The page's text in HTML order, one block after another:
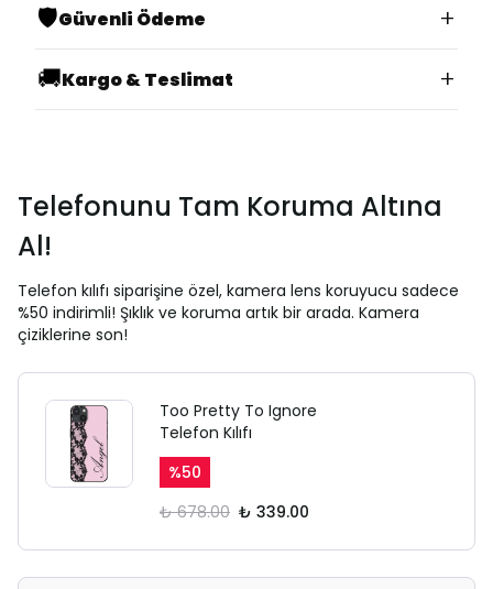
🛡️Güvenli Ödeme
+
🚚Kargo & Teslimat +
Telefonunu Tam Koruma Altına
Al!
Telefon kılıfı siparişine özel, kamera lens koruyucu sadece
%50 indirimli! Şıklık ve koruma artık bir arada. Kamera
çiziklerine son!
Too Pretty To Ignore
Telefon Kılıfı
%50
₺ 678.00 ₺ 339.00